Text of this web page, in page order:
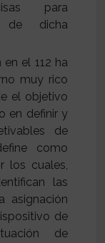
para
de dicha
el 112 ha
muy rico
el objetivo
en definir y
de
como
los cuales,
las
asignación
de
de